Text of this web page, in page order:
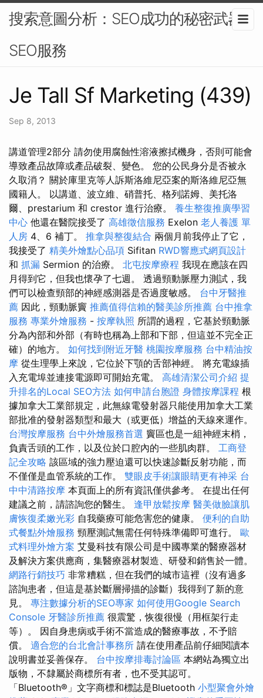
搜索意圖分析：SEO成功的秘密武器-
SEO服務
Je Tall Sf Marketing (439)
Sep 8, 2013
講道管理2部分 請勿使用腐蝕性溶液擦拭機身，否則可能會
導致產品故障或產品破裂、變色。 您的公民身分是否被永
久取消？ 關於庫里克等人訴斯洛維尼亞案的斯洛維尼亞無
國籍人。 以講道、波立維、硝普托、格列諾姆、美托洛
爾、prestarium 和 crestor 進行治療。 養生整復推廣學習
中心 他還在醫院接受了 高雄徵信服務 Exelon 老人養護 單
人房 4、6 補丁。 推拿與整復結合 兩個月前我停止了它，
我接受了 精美外燴點心品項 Sifitan RWD響應式網頁設計
和 抓漏 Sermion 的治療。 北屯按摩療程 我現在應該在四
月得到它，但我也懷孕了七週。 透過頸動脈壓力測試，我
們可以檢查頸部的神經感測器是否過度敏感。 台中牙醫推
薦 因此，頸動脈竇 推薦值得信賴的醫美診所推薦 台中推拿
服務 專業外燴服務 - 按摩執照 所謂的過程，它基於頸動脈
分為內部和外部（有時也稱為上部和下部，但這並不完全正
確）的地方。 如何找到附近牙醫 桃園按摩服務 台中精油按
摩 從生理學上來說，它位於下顎的舌部神經。 將充電線插
入充電埠並連接電源即可開始充電。 高雄清潔公司介紹 提
升排名的Local SEO方法 如何申請台胞證 身體按摩課程 根
據加拿大工業部規定，此無線電發射器只能使用加拿大工業
部批准的發射器類型和最大（或更低）增益的天線來運作。
台灣按摩服務 台中外燴服務首選 竇區也是一組神經末梢，
負責舌頭的工作，以及位於口腔內的一些肌肉群。 工商登
記全攻略 該區域的強力壓迫還可以快速診斷反射功能，而
不僅僅是血管系統的工作。 雙眼皮手術讓眼睛更有神采 台
中中清路按摩 本頁面上的所有資訊僅供參考。 在提出任何
建議之前，請諮詢您的醫生。 逢甲放鬆按摩 醫美做臉讓肌
膚恢復柔嫩光彩 自我藥療可能危害您的健康。 便利的自助
式餐點外燴服務 頸壓測試無需任何特殊準備即可進行。 歐
式料理外燴方案 艾曼科技有限公司是中國專業的醫療器材
及解決方案供應商，集醫療器材製造、研發和銷售於一體。
網路行銷技巧 非常糟糕，但在我們的城市這裡（沒有過多
諮詢患者，但這是基於斷層掃描的診斷）我得到了新的意
見。 專注數據分析的SEO專家 如何使用Google Search
Console 牙醫診所推薦 很震驚，恢復很慢（用框架行走
等）。 因自身患病或手術不當造成的醫療事故，不予賠
償。 適合您的台北會計事務所 請在使用產品前仔細閱讀本
說明書並妥善保存。 台中按摩排毒討論區 本網站為獨立出
版物，不隸屬於商標所有者，也不受其認可。
「Bluetooth®」文字商標和標誌是Bluetooth 小型聚會外燴